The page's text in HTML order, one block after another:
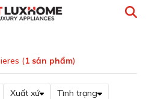
(1 sản phẩm)
Xuất xứ Tình trạng